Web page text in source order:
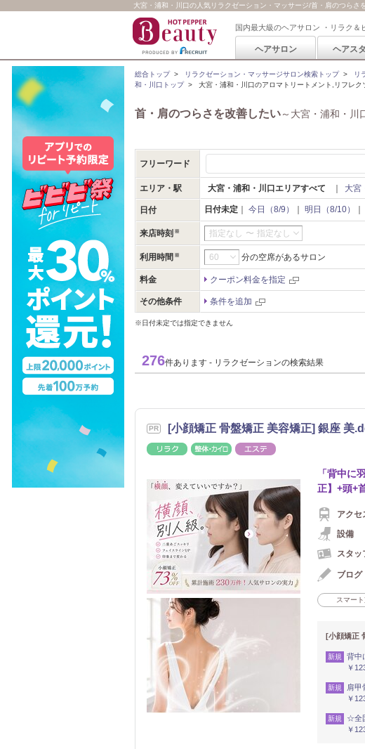
大宮・浦和・川口の人気リラクゼーション・マッサージ/首・肩のつらさ
国内最大級のヘアサロン ・リラク＆
ヘアサロン ヘアス
総合トップ> リラクゼーション・マッサージサロン検索トップ> リ
和・川口トップ> 大宮・浦和・川口のアロマトリートメント,リフレ
首・肩のつらさを改善したい～大宮・浦和・川
フリーワード
エリア・駅 大宮・浦和・川口エリアすべて 大宮
日付 日付未定 今日（8/9） 明日（8/10）
来店時刻 指定なし 〜 指定なし
利用時間 分の空席があるサロン
料金 クーポン料金を指定
その他条件 条件を追加
※日付未定では指定できません
276件あります - リラクゼーションの検索結果
[小顔矯正 骨盤矯正 美容矯正] 銀座 美
リラク 整体・カイロ
「背中に
正】+頭+
アクセ
設備
スタッ
ブログ
スマー
[小顔矯正
新規
背中
￥
新規
肩甲
￥
新規
☆全
￥